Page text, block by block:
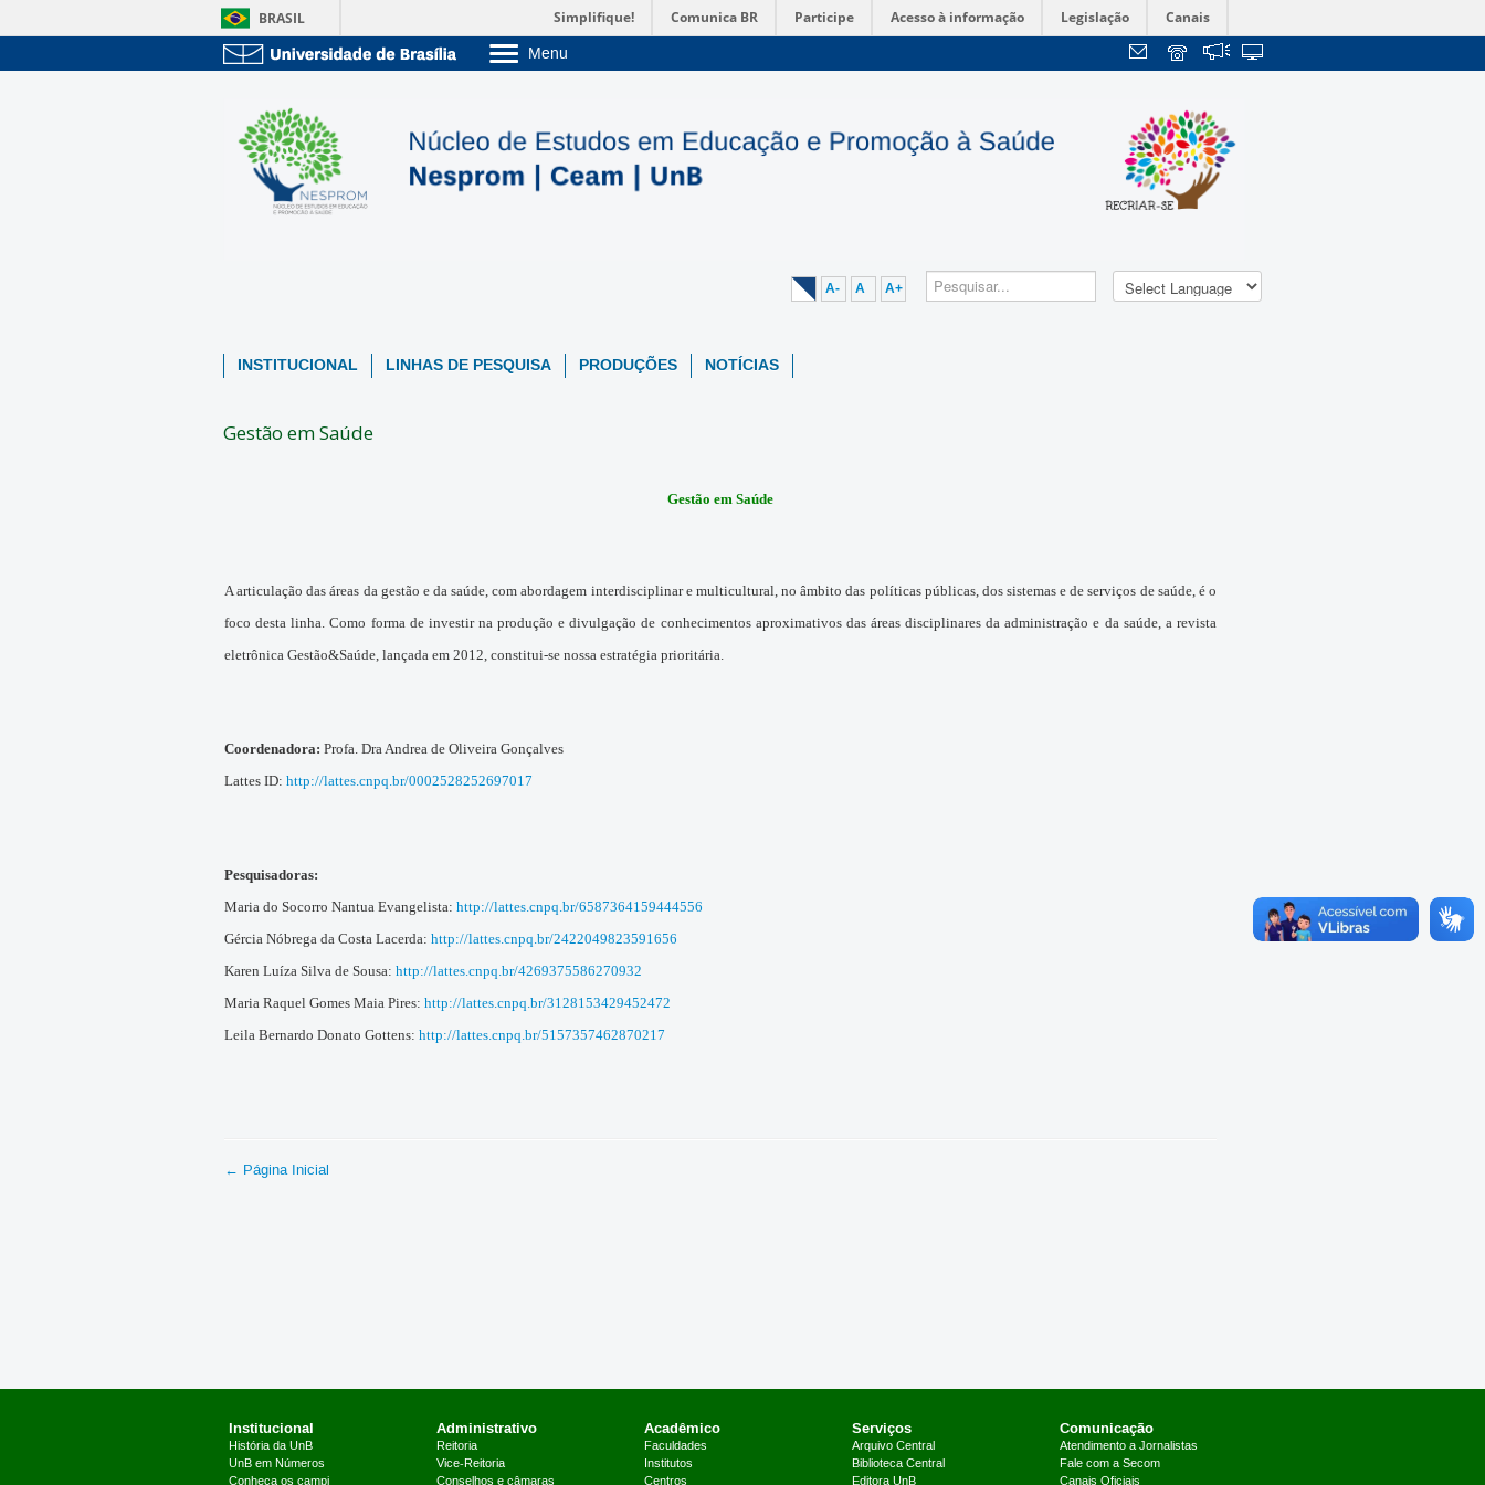
BRASIL Simplifique! Comunica BR Participe Acesso à informação Legislação Canais
Menu
Graduação
Pós-Graduação
Administração
A- A A+
INSTITUCIONAL LINHAS DE PESQUISA PRODUÇÕES NOTÍCIAS
Gestão em Saúde
Gestão em Saúde
A articulação das áreas da gestão e da saúde, com abordagem interdisciplinar e multicultural, no âmbito das políticas públicas, dos sistemas e de serviços de saúde, é o
foco desta linha. Como forma de investir na produção e divulgação de conhecimentos aproximativos das áreas disciplinares da administração e da saúde, a revista
eletrônica Gestão&Saúde, lançada em 2012, constitui-se nossa estratégia prioritária.
Coordenadora: Profa. Dra Andrea de Oliveira Gonçalves
Lattes ID: http://lattes.cnpq.br/0002528252697017
Pesquisadoras:
Maria do Socorro Nantua Evangelista: http://lattes.cnpq.br/6587364159444556
Gércia Nóbrega da Costa Lacerda: http://lattes.cnpq.br/2422049823591656
Karen Luíza Silva de Sousa: http://lattes.cnpq.br/4269375586270932
Maria Raquel Gomes Maia Pires: http://lattes.cnpq.br/3128153429452472
Leila Bernardo Donato Gottens: http://lattes.cnpq.br/5157357462870217
← Página Inicial
Institucional
História da UnB
UnB em Números
Conheça os campi
Administrativo
Reitoria
Vice-Reitoria
Conselhos e câmaras
Acadêmico
Faculdades
Institutos
Centros
Serviços
Arquivo Central
Biblioteca Central
Editora UnB
Comunicação
Atendimento a Jornalistas
Fale com a Secom
Canais Oficiais